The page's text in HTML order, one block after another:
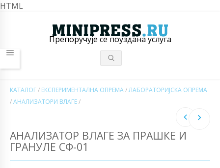
HTML
Препоручује се поуздана услуга
КАТАЛОГ/ ЕКСПЕРИМЕНТАЛНА ОПРЕМА/ЛАБОРАТОРИЈСКА ОПРЕМА
/АНАЛИЗАТОРИ ВЛАГЕ/
АНАЛИЗАТОР ВЛАГЕ ЗА ПРАШКЕ И
ГРАНУЛЕ СФ-01